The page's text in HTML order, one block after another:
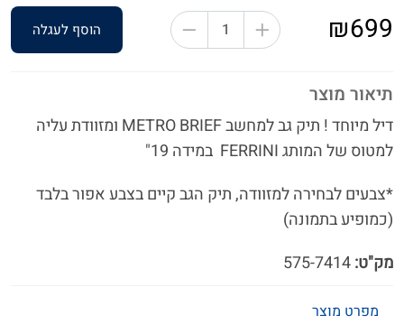
תיאור מוצר
דיל מיוחד ! תיק גב למחשב METRO BRIEF ומזוודת עליה
למטוס של המותג FERRINI במידה 19"
*צבעים לבחירה למזוודה, תיק הגב קיים בצבע אפור בלבד
(כמופיע בתמונה)
מק"ט:
₪699 הוסף לעגלה
מפרט מוצר